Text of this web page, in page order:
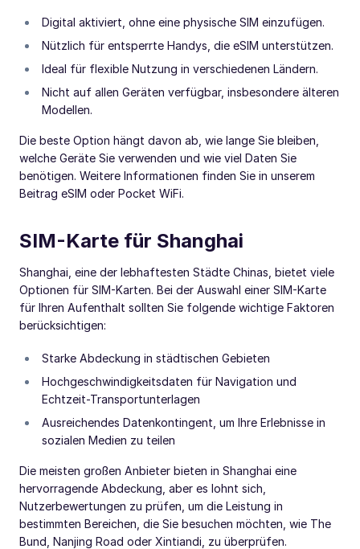
Digital aktiviert, ohne eine physische SIM einzufügen.
Nützlich für entsperrte Handys, die eSIM unterstützen.
Ideal für flexible Nutzung in verschiedenen Ländern.
Nicht auf allen Geräten verfügbar, insbesondere älteren
Modellen.
Die beste Option hängt davon ab, wie lange Sie bleiben,
welche Geräte Sie verwenden und wie viel Daten Sie
benötigen. Weitere Informationen finden Sie in unserem
Beitrag eSIM oder Pocket WiFi.
SIM-Karte für Shanghai
Shanghai, eine der lebhaftesten Städte Chinas, bietet viele
Optionen für SIM-Karten. Bei der Auswahl einer SIM-Karte
für Ihren Aufenthalt sollten Sie folgende wichtige Faktoren
berücksichtigen:
Starke Abdeckung in städtischen Gebieten
Hochgeschwindigkeitsdaten für Navigation und
Echtzeit-Transportunterlagen
Ausreichendes Datenkontingent, um Ihre Erlebnisse in
sozialen Medien zu teilen
Die meisten großen Anbieter bieten in Shanghai eine
hervorragende Abdeckung, aber es lohnt sich,
Nutzerbewertungen zu prüfen, um die Leistung in
bestimmten Bereichen, die Sie besuchen möchten, wie The
Bund, Nanjing Road oder Xintiandi, zu überprüfen.